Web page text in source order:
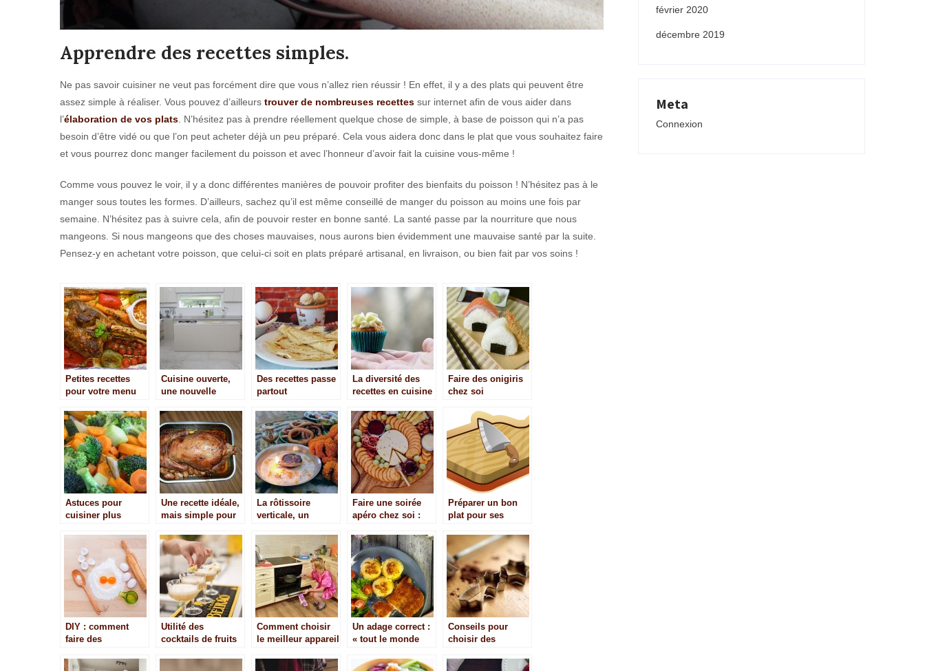
Apprendre des recettes simples.
Ne pas savoir cuisiner ne veut pas forcément dire que vous n’allez rien réussir ! En effet, il y a des plats qui peuvent être
assez simple à réaliser. Vous pouvez d’ailleurs trouver de nombreuses recettes sur internet afin de vous aider dans
l’élaboration de vos plats . N’hésitez pas à prendre réellement quelque chose de simple, à base de poisson qui n’a pas
besoin d’être vidé ou que l’on peut acheter déjà un peu préparé. Cela vous aidera donc dans le plat que vous souhaitez faire
et vous pourrez donc manger facilement du poisson et avec l’honneur d’avoir fait la cuisine vous-même !
Comme vous pouvez le voir, il y a donc différentes manières de pouvoir profiter des bienfaits du poisson ! N’hésitez pas à le
manger sous toutes les formes. D’ailleurs, sachez qu’il est même conseillé de manger du poisson au moins une fois par
semaine. N’hésitez pas à suivre cela, afin de pouvoir rester en bonne santé. La santé passe par la nourriture que nous
mangeons. Si nous mangeons que des choses mauvaises, nous aurons bien évidemment une mauvaise santé par la suite.
Pensez-y en achetant votre poisson, que celui-ci soit en plats préparé artisanal, en livraison, ou bien fait par vos soins !
Petites recettes
pour votre menu
Cuisine ouverte,
une nouvelle
Des recettes passe
partout
La diversité des
recettes en cuisine
Faire des onigiris
chez soi
Astuces pour
cuisiner plus
Une recette idéale,
mais simple pour
La rôtissoire
verticale, un
Faire une soirée
apéro chez soi :
amuse-gueules à
préparer
Préparer un bon
plat pour ses
DIY : comment
faire des
carré?
Utilité des
cocktails de fruits
Comment choisir
le meilleur appareil
Un adage correct :
« tout le monde
Cordon bleu »
Conseils pour
choisir des
alsaciens
février 2020
décembre 2019
Meta
Connexion